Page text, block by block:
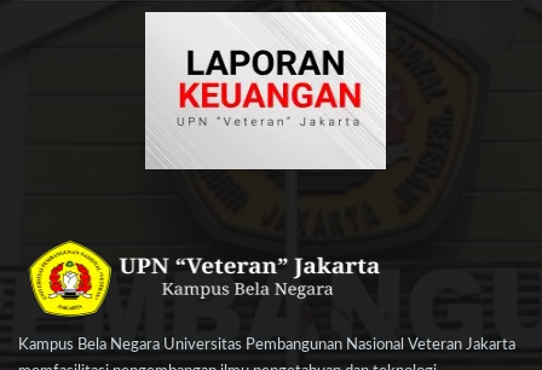
Kampus Bela Negara Universitas Pembangunan Nasional Veteran Jakarta